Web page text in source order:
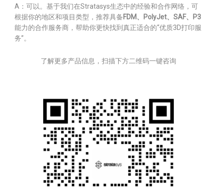
A：可以。基于我们在Stratasys生态中的经验和合作网络，可
根据你的地区和项目类型，推荐具备FDM、PolyJet、SAF、P3
能力的合作服务商，帮助你更快找到真正适合的“优质3D打印服
务”。
了解更多产品信息，扫描下方二维码一键咨询